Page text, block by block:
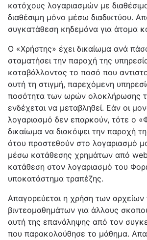
κατόχους λογαριασμών με
διαθέσιμη μόνο μέσω διαδικτύου.
συγκατάθεση κηδεμόνα για άτομα
Ο «Χρήστης» έχει δικαίωμα ανά
σταματήσει την παροχή της
καταβάλλοντας το ποσό που
αυτή τη στιγμή, παρεχόμενη
ποσότητα των ωρών ολοκλήρωσης
ενδέχεται να μεταβληθεί. Εάν οι
λογαριασμό δεν επαρκούν, τότε ο
δικαίωμα να διακόψει την παροχή
ότου προστεθούν στο λογαριασμό
μέσω κατάθεσης χρημάτων από
κατάθεση στον λογαριασμό του
υποκατάστημα τραπέζης.
Απαγορεύεται η χρήση των
βιντεομαθημάτων για άλλους
αυτή της επανάληψης από τον
που παρακολούθησε το μάθημα.